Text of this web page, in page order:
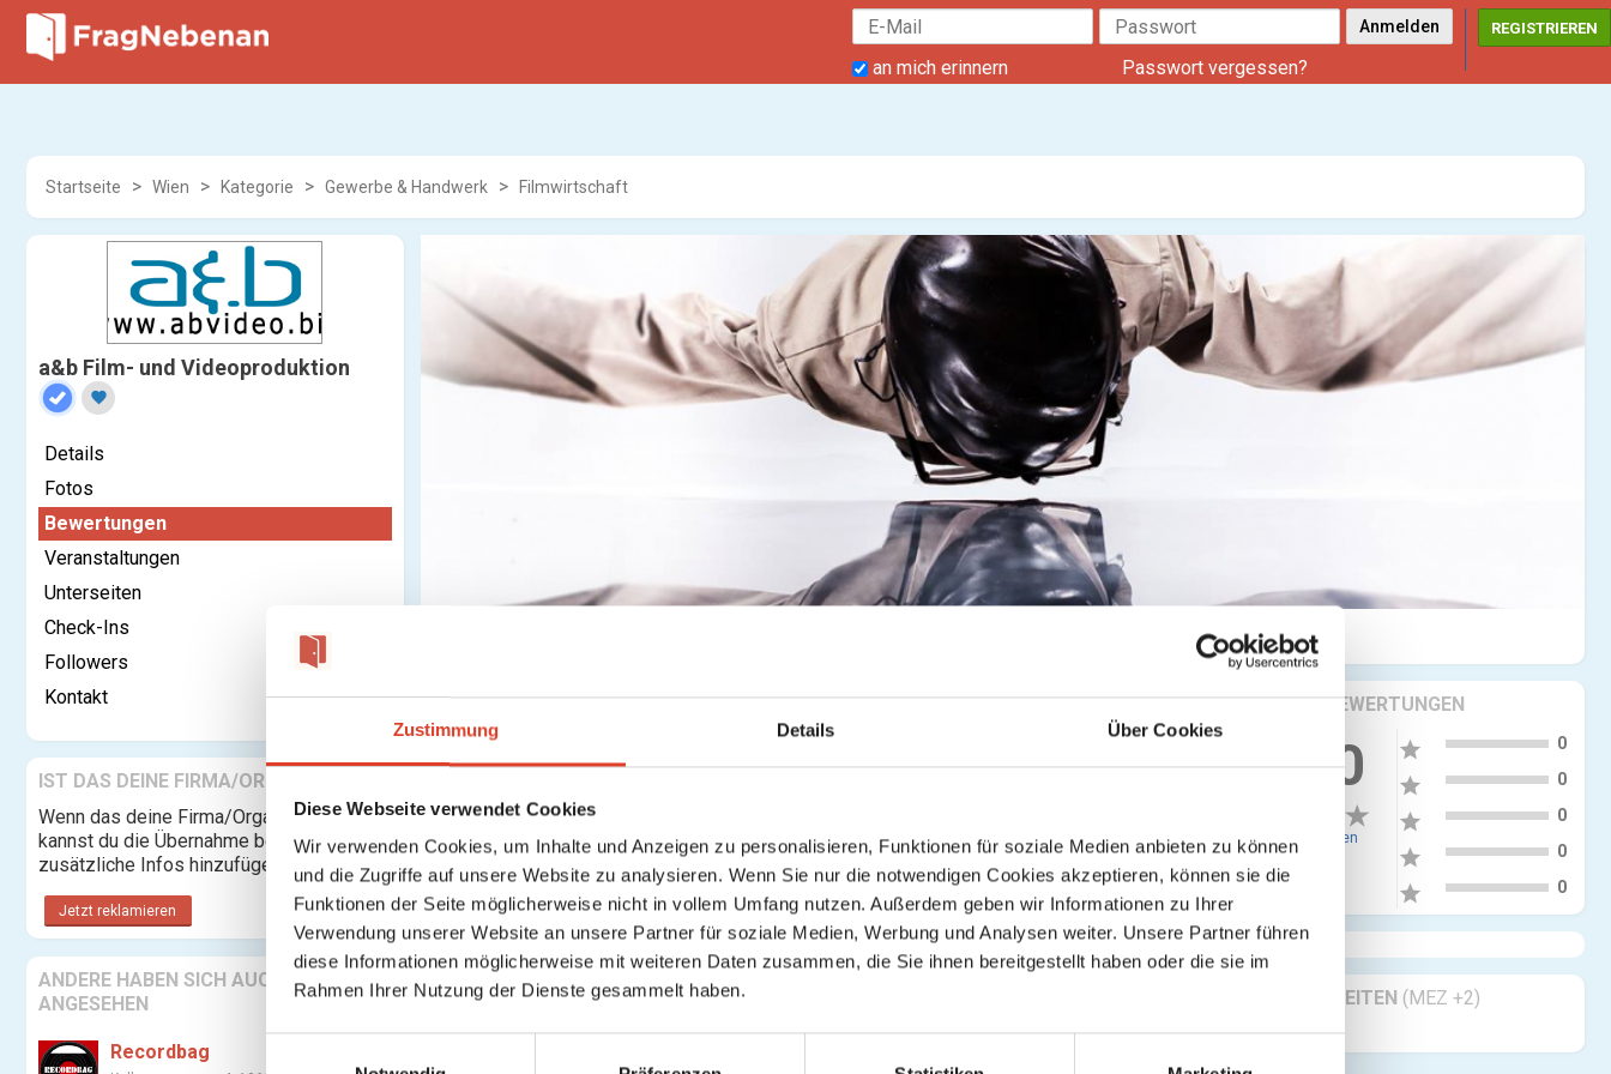
Zustimmung Details Über Cookies
Diese Webseite verwendet Cookies
Wir verwenden Cookies, um Inhalte und Anzeigen zu personalisieren, Funktionen für soziale Medien anbieten zu können
und die Zugriffe auf unsere Website zu analysieren. Wenn Sie nur die notwendigen Cookies akzeptieren, können sie die
Funktionen der Seite möglicherweise nicht in vollem Umfang nutzen. Außerdem geben wir Informationen zu Ihrer
Verwendung unserer Website an unsere Partner für soziale Medien, Werbung und Analysen weiter. Unsere Partner führen
diese Informationen möglicherweise mit weiteren Daten zusammen, die Sie ihnen bereitgestellt haben oder die sie im
Rahmen Ihrer Nutzung der Dienste gesammelt haben.
an mich erinnern Passwort vergessen?
REGISTRIEREN
Startseite Wien Kategorie Gewerbe & Handwerk Filmwirtschaft
a&b Film- und Videoproduktion
favorite
Details
Fotos
Bewertungen
Veranstaltungen
Unterseiten
Check-Ins
Followers
Kontakt
IST DAS DEINE FIRMA/ORGANISATION?
Wenn das deine Firma/Organisation ist,
kannst du die Übernahme beantragen und
zusätzliche Infos hinzufügen.
Jetzt reklamieren
ANDERE HABEN SICH AUCH
ANGESEHEN
Recordbag
KRITIKEN & BEWERTUNGEN
0.00
0 Bewertungen
star 0
star 0
star 0
star 0
star 0
GESCHÄFTSZEITEN (MEZ +2)
Geöffnet 24/7
Anmelden oder registrieren, um deine Bewertung abzugeben